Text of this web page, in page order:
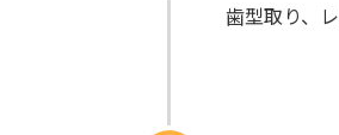
歯型取り、